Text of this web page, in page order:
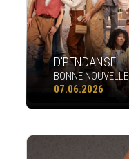
D'PENDANSE
BONNE NOUVELLE
07.06.2026